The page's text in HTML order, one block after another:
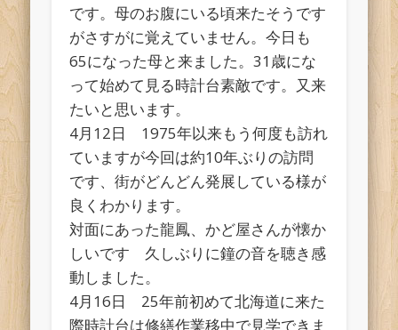
です。母のお腹にいる頃来たそうです
がさすがに覚えていません。今日も
65になった母と来ました。31歳にな
って始めて見る時計台素敵です。又来
たいと思います。
4月12日 1975年以来もう何度も訪れ
ていますが今回は約10年ぶりの訪問
です、街がどんどん発展している様が
良くわかります。
対面にあった龍鳳、かど屋さんが懐か
しいです 久しぶりに鐘の音を聴き感
動しました。
4月16日 25年前初めて北海道に来た
際時計台は修繕作業移中で見学できま